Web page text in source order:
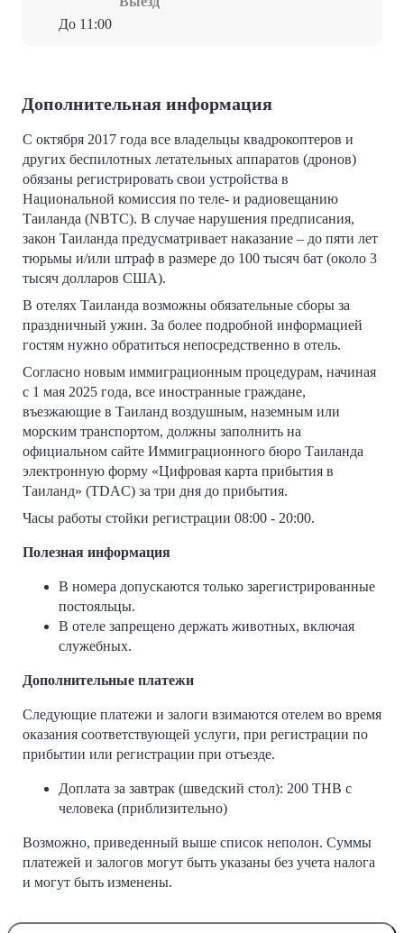
До 11:00
Дополнительная информация
С октября 2017 года все владельцы квадрокоптеров и
других беспилотных летательных аппаратов (дронов)
обязаны регистрировать свои устройства в
Национальной комиссия по теле- и радиовещанию
Таиланда (NBTC). В случае нарушения предписания,
закон Таиланда предусматривает наказание – до пяти лет
тюрьмы и/или штраф в размере до 100 тысяч бат (около 3
тысяч долларов США).
В отелях Таиланда возможны обязательные сборы за
праздничный ужин. За более подробной информацией
гостям нужно обратиться непосредственно в отель.
Согласно новым иммиграционным процедурам, начиная
с 1 мая 2025 года, все иностранные граждане,
въезжающие в Таиланд воздушным, наземным или
морским транспортом, должны заполнить на
официальном сайте Иммиграционного бюро Таиланда
электронную форму «Цифровая карта прибытия в
Таиланд» (TDAC) за три дня до прибытия.
Часы работы стойки регистрации 08:00 - 20:00.
Полезная информация
В номера допускаются только зарегистрированные
постояльцы.
В отеле запрещено держать животных, включая
служебных.
Дополнительные платежи
Следующие платежи и залоги взимаются отелем во время
оказания соответствующей услуги, при регистрации по
прибытии или регистрации при отъезде.
Доплата за завтрак (шведский стол): 200 THB с
человека (приблизительно)
Возможно, приведенный выше список неполон. Суммы
платежей и залогов могут быть указаны без учета налога
и могут быть изменены.